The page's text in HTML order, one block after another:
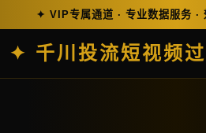
✦ VIP专属通道 · 专业数据服务 ·
✦ 千川投流短视频